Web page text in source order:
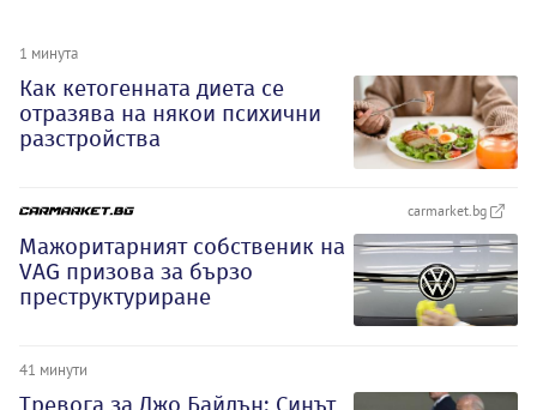
1 минута
Как кетогенната диета се
отразява на някои психични
разстройства
carmarket.bg
Мажоритарният собственик на
VAG призова за бързо
преструктуриране
41 минути